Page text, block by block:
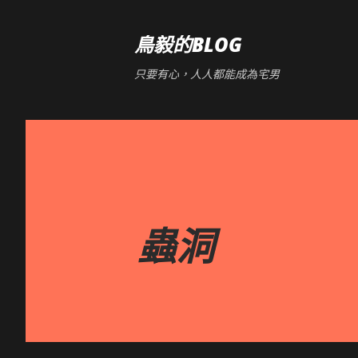
鳥毅的BLOG
只要有心，人人都能成為宅男
蟲洞